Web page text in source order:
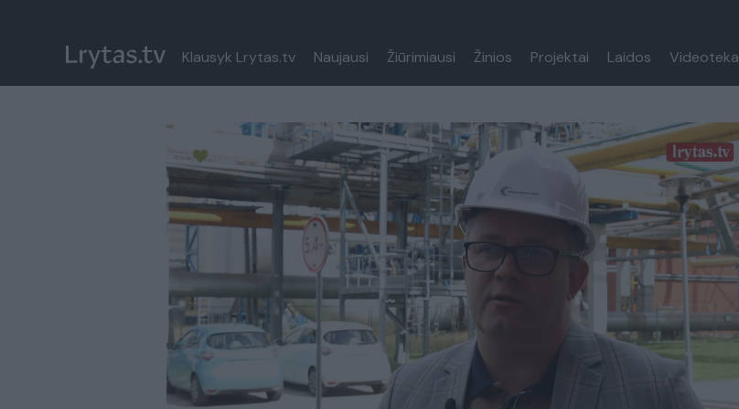
Klausyk Lrytas.tv Naujausi Žiūrimiausi Žinios Projektai Laidos Videoteka
Paremkite Ukrainą